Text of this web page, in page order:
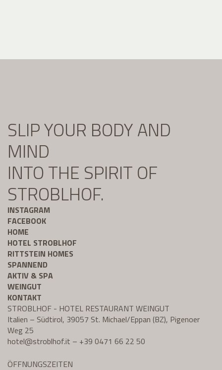
SLIP YOUR BODY AND
MIND
INTO THE SPIRIT OF
STROBLHOF.
INSTAGRAM
FACEBOOK
HOME
HOTEL STROBLHOF
RITTSTEIN HOMES
SPANNEND
AKTIV & SPA
WEINGUT
KONTAKT
STROBLHOF - HOTEL RESTAURANT WEINGUT
Italien – Südtirol, 39057 St. Michael/Eppan (BZ), Pigenoer
Weg 25
hotel@stroblhof.it – +39 0471 66 22 50
ÖFFNUNGSZEITEN